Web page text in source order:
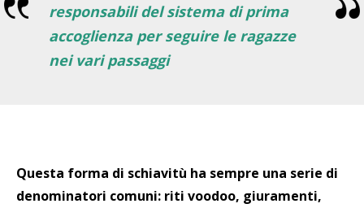
responsabili del sistema di prima
accoglienza per seguire le ragazze
nei vari passaggi
Questa forma di schiavitù ha sempre una serie di
denominatori comuni: riti voodoo, giuramenti,